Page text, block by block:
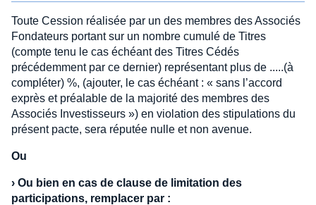
Toute Cession réalisée par un des membres des Associés
Fondateurs portant sur un nombre cumulé de Titres
(compte tenu le cas échéant des Titres Cédés
précédemment par ce dernier) représentant plus de .....(à
compléter) %, (ajouter, le cas échéant : « sans l’accord
exprès et préalable de la majorité des membres des
Associés Investisseurs ») en violation des stipulations du
présent pacte, sera réputée nulle et non avenue.
Ou
› Ou bien en cas de clause de limitation des
participations, remplacer par :